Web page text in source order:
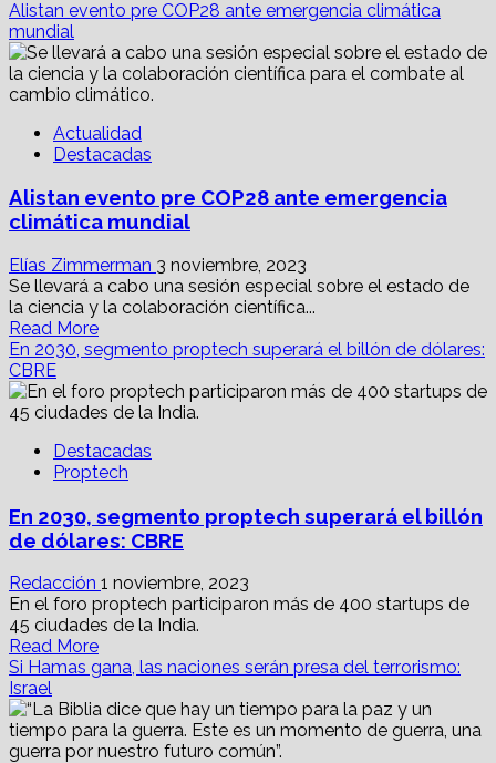
more
Sam
Bankman-
Fried
pasar
décadas
prisión
por
en
FTX
Alistan evento pre COP28 ante emergencia climática
mundial
Actualidad
Destacadas
Alistan evento pre COP28 ante emergencia
climática mundial
Elías Zimmerman 3 noviembre, 2023
Se llevará a cabo una sesión especial sobre el estado de
la ciencia y la colaboración científica...
Read MoreRead
more
Alistan
evento
COP28
ante
climática
mundial
En 2030, segmento proptech superará el billón de dólares:
CBRE
Destacadas
Proptech
En 2030, segmento proptech superará el billón
de dólares: CBRE
Redacción 1 noviembre, 2023
En el foro proptech participaron más de 400 startups de
45 ciudades de la India.
Read MoreRead
more
En
2030,
segmento
Si Hamas gana, las naciones serán presa del terrorismo:
Israel